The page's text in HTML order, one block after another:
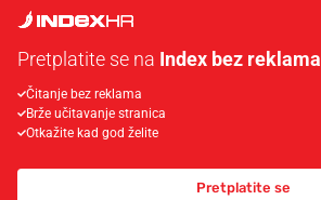
Oglašavanje Zaposli se na Indexu
korištenja
Postavke kolačića
Pretplatite se na Index bez reklama
Čitanje bez reklama
Brže učitavanje stranica
Otkažite kad god želite
Pretplatite se